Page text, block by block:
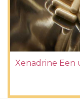
Xenadrine Een